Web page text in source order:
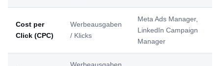
Cost per
Click (CPC)
Werbeausgaben
/ Klicks
Meta Ads Manager,
LinkedIn Campaign
Manager